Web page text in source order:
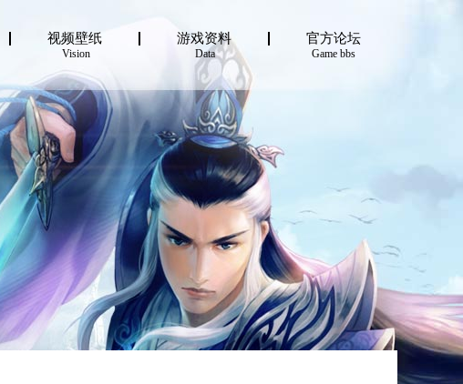
视频壁纸
Vision
游戏资料
Data
官方论坛
Game bbs